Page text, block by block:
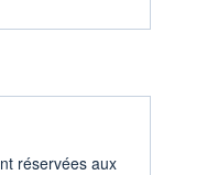
réservées aux